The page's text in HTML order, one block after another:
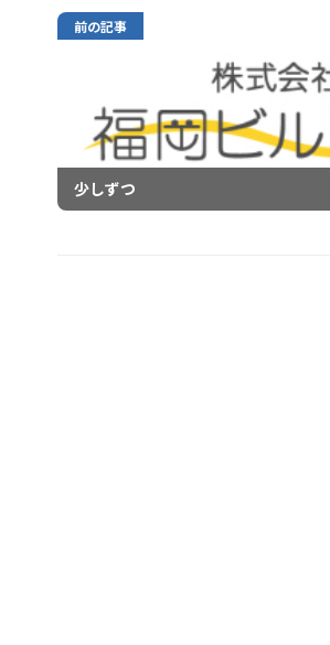
前の記事
少しずつ